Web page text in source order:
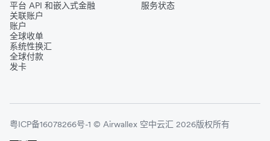
平台 API 和嵌入式金融
关联账户
账户
全球收单
系统性换汇
全球付款
发卡
服务状态
粤ICP备16078266号-1 © Airwallex 空中云汇 2026版权所有